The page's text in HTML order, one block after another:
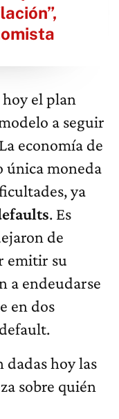
el plan
a seguir
economía de
única moneda
ya
. Es
de
emitir su
a endeudarse
en dos
dadas hoy las
sobre quién